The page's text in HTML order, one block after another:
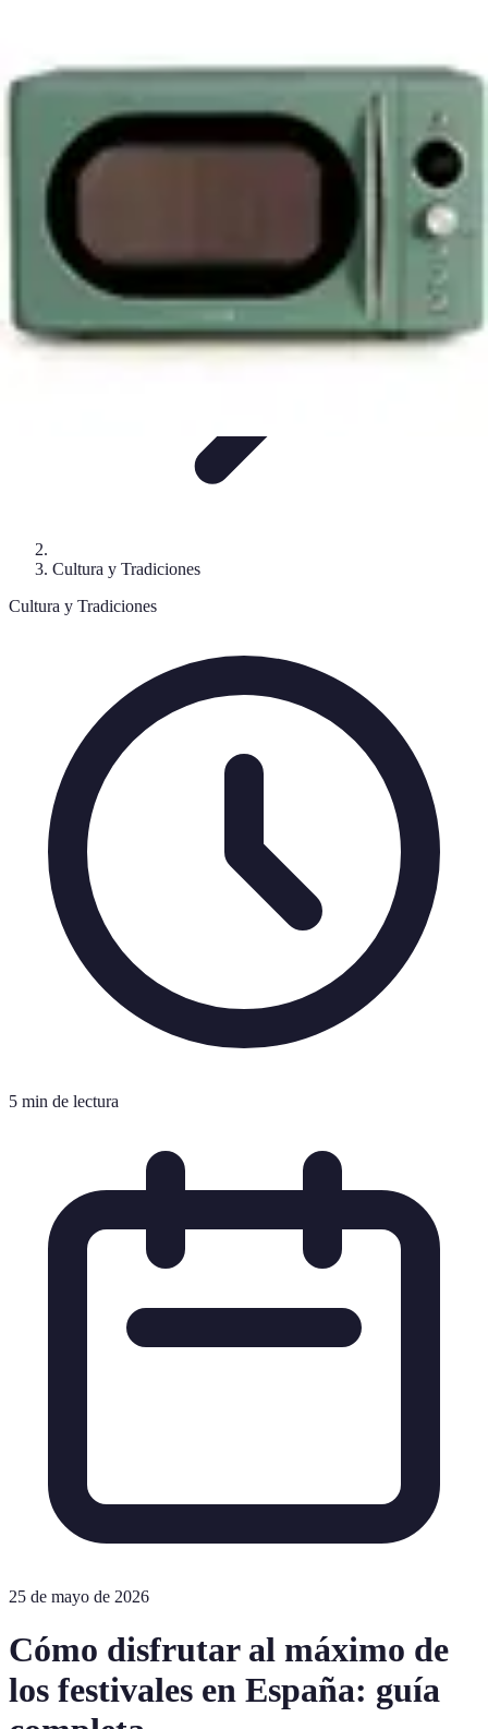
Viajar por España
Cultura y Tradiciones
Cultura y Tradiciones
5 min de lectura
25 de mayo de 2026
Cómo disfrutar al máximo de
los festivales en España: guía